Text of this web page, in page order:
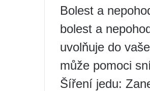
Bolest a
bolest a
uvolňuje do
může pomoci
Šíření jedu: